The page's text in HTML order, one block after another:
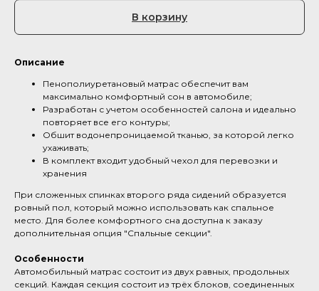
В корзину
Описание
Пенополиуретановый матрас обеспечит вам
максимально комфортный сон в автомобиле;
Разработан с учетом особенностей салона и идеально
повторяет все его контуры;
Обшит водонепроницаемой тканью, за которой легко
ухаживать;
В комплект входит удобный чехол для перевозки и
хранения
При сложенных спинках второго ряда сидений образуется
ровный пол, который можно использовать как спальное
место. Для более комфортного сна доступна к заказу
дополнительная опция "Спальные секции".
Особенности
Автомобильный матрас состоит из двух равных, продольных
секций. Каждая секция состоит из трёх блоков, соединенных